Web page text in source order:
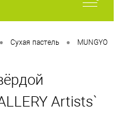
• Сухая пастель • MUNGYO
Artists`